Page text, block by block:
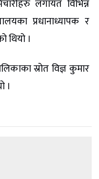
लगायत विभिन्न
प्रधानाध्यापक र
।
स्रोत विज्ञ कुमार
।